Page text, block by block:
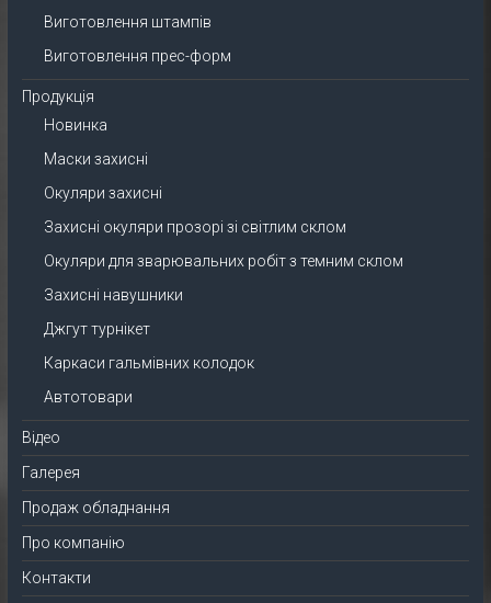
Виготовлення штампів
Виготовлення прес-форм
Продукція
Новинка
Маски захисні
Окуляри захисні
Захисні окуляри прозорі зі світлим склом
Окуляри для зварювальних робіт з темним склом
Захисні навушники
Джгут турнікет
Каркаси гальмівних колодок
Автотовари
Відео
Галерея
Продаж обладнання
Про компанію
Контакти